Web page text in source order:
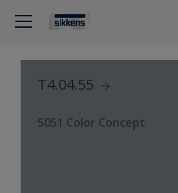
T4.04.55
5051 Color Concept